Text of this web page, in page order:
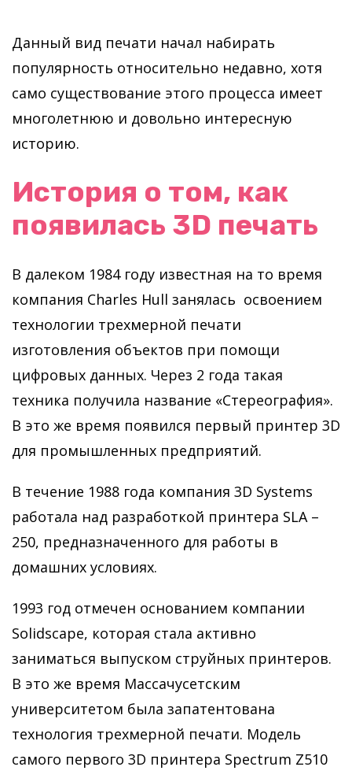
Данный вид печати начал набирать
популярность относительно недавно, хотя
само существование этого процесса имеет
многолетнюю и довольно интересную
историю.
История о том, как
появилась 3D печать
В далеком 1984 году известная на то время
компания Charles Hull занялась освоением
технологии трехмерной печати
изготовления объектов при помощи
цифровых данных. Через 2 года такая
техника получила название «Стереография».
В это же время появился первый принтер 3D
для промышленных предприятий.
В течение 1988 года компания 3D Systems
работала над разработкой принтера SLA –
250, предназначенного для работы в
домашних условиях.
1993 год отмечен основанием компании
Solidscape, которая стала активно
заниматься выпуском струйных принтеров.
В это же время Массачусетским
университетом была запатентована
технология трехмерной печати. Модель
самого первого 3D принтера Spectrum Z510